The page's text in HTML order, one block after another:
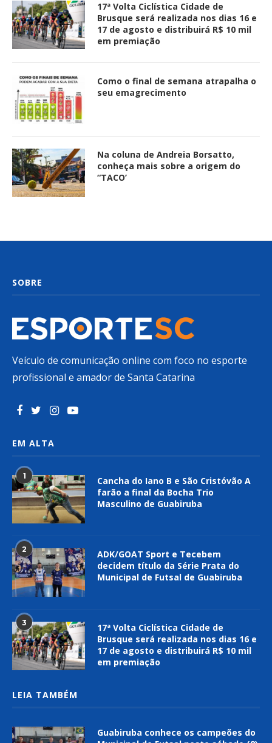
17ª Volta Ciclística Cidade de
Brusque será realizada nos dias 16 e
17 de agosto e distribuirá R$ 10 mil
em premiação
Como o final de semana atrapalha o
seu emagrecimento
Na coluna de Andreia Borsatto,
conheça mais sobre a origem do
“TACO’
SOBRE
Veículo de comunicação online com foco no esporte
profissional e amador de Santa Catarina
EM ALTA
1
Cancha do Iano B e São Cristóvão A
farão a final da Bocha Trio
Masculino de Guabiruba
2
ADK/GOAT Sport e Tecebem
decidem título da Série Prata do
Municipal de Futsal de Guabiruba
3
17ª Volta Ciclística Cidade de
Brusque será realizada nos dias 16 e
17 de agosto e distribuirá R$ 10 mil
em premiação
LEIA TAMBÉM
Guabiruba conhece os campeões do